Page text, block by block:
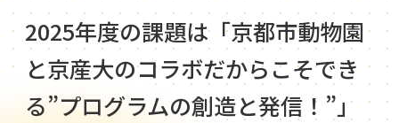
2025年度の課題は「京都市動物園
と京産大のコラボだからこそでき
る”プログラムの創造と発信！”」